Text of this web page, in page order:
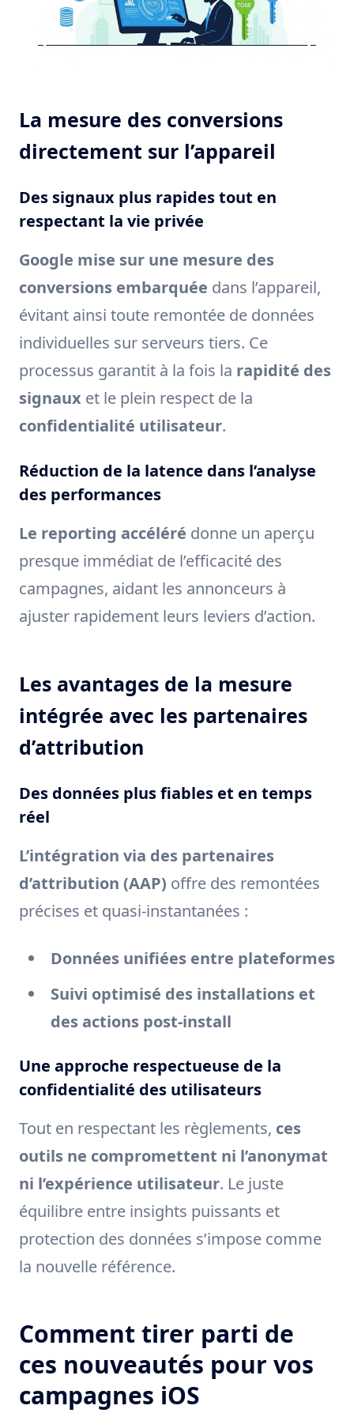
La mesure des conversions
directement sur l’appareil
Des signaux plus rapides tout en
respectant la vie privée
Google mise sur une mesure des
conversions embarquée dans l’appareil,
évitant ainsi toute remontée de données
individuelles sur serveurs tiers. Ce
processus garantit à la fois la rapidité des
signaux et le plein respect de la
confidentialité utilisateur.
Réduction de la latence dans l’analyse
des performances
Le reporting accéléré donne un aperçu
presque immédiat de l’efficacité des
campagnes, aidant les annonceurs à
ajuster rapidement leurs leviers d’action.
Les avantages de la mesure
intégrée avec les partenaires
d’attribution
Des données plus fiables et en temps
réel
L’intégration via des partenaires
d’attribution (AAP) offre des remontées
précises et quasi-instantanées :
Données unifiées entre plateformes
Suivi optimisé des installations et
des actions post-install
Une approche respectueuse de la
confidentialité des utilisateurs
Tout en respectant les règlements, ces
outils ne compromettent ni l’anonymat
ni l’expérience utilisateur. Le juste
équilibre entre insights puissants et
protection des données s’impose comme
la nouvelle référence.
Comment tirer parti de
ces nouveautés pour vos
campagnes iOS